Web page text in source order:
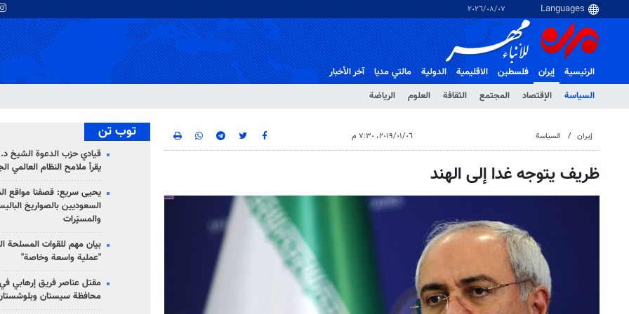
٠٧‏/٠٨‏/٢٠٢٦
الرئيسية
إيران
السياسة
الإقتصاد المجتمع الثقافة العلوم الرياضة
فلسطین الاقلیمیة الدولية مالتي مدیا آخر الأخبار
إيران السياسة ٠٦‏/٠١‏/٢٠١٩، ٧:٣٠ م
ظريف يتوجه غدا إلى الهند
توب تن
قيادي حزب الدعوة الشيخ
يقرأ ملامح النظام العالمي
يحيى سريع: قصفنا مواقع
السعوديين بالصواريخ
والمسيّرات
بيان مهم للقوات المسلحة
"عملية واسعة وخاصة"
مقتل عناصر فريق إرهابي
محافظة سيستان